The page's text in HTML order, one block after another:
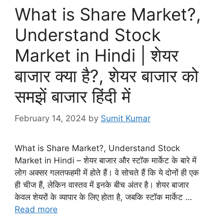
What is Share Market?,
Understand Stock
Market in Hindi | शेयर
बाजार क्या है?, शेयर बाजार को
समझें बाजार हिंदी में
February 14, 2024 by Sumit Kumar
What is Share Market?, Understand Stock
Market in Hindi – शेयर बाजार और स्टॉक मार्केट के बारे में
लोग अक्सर गलतफहमी में होते हैं। वे सोचते हैं कि ये दोनों ही एक
ही चीज हैं, लेकिन वास्तव में इनके बीच अंतर है। शेयर बाजार
केवल शेयरों के व्यापार के लिए होता है, जबकि स्टॉक मार्केट …
Read more